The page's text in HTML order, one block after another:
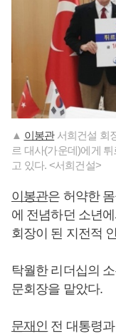
▲ 이봉관서희건설 회
르 대사(가운데)에게
고 있다. <서희건설>
이봉관은 허약한
에 전념하던 소년
회장이 된 지전적
탁월한 리더십의
문회장을 맡았다.
문재인 전 대통령